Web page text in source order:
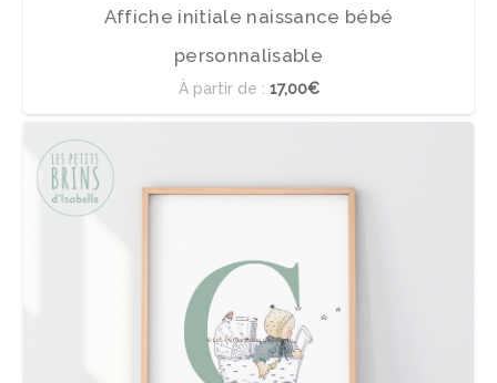
Affiche initiale naissance bébé
personnalisable
À partir de : 17,00€